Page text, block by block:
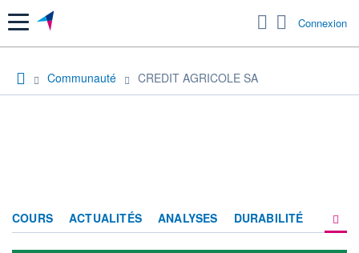
Menu Connexion
Communauté CREDIT AGRICOLE SA
COURS ACTUALITÉS ANALYSES DURABILITÉ